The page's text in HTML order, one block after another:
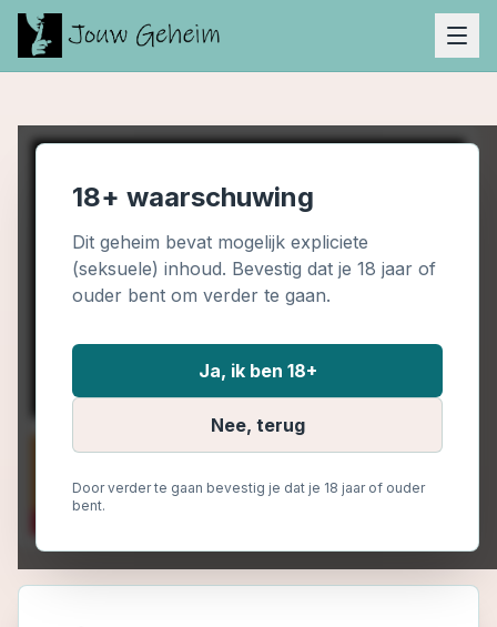
18+ waarschuwing
Dit geheim bevat mogelijk expliciete
(seksuele) inhoud. Bevestig dat je 18 jaar of
ouder bent om verder te gaan.
Ja, ik ben 18+
Nee, terug
Door verder te gaan bevestig je dat je 18 jaar of ouder
bent.